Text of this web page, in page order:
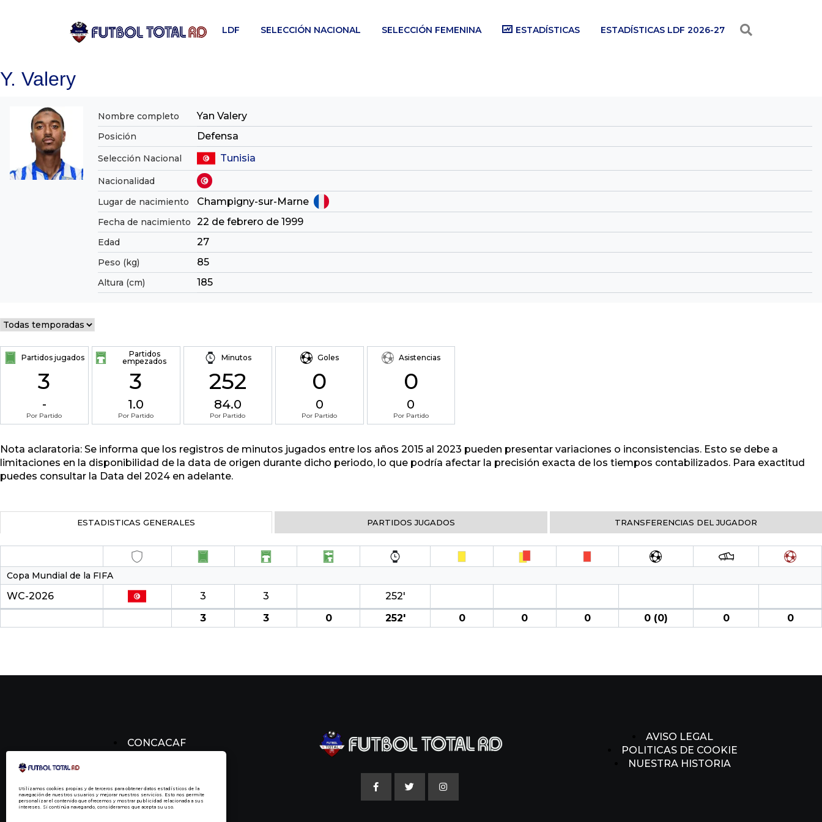
Utilizamos cookies propias y de terceros para obtener datos estadísticos de la
navegación de nuestros usuarios y mejorar nuestros servicios. Esto nos permite
personalizar el contenido que ofrecemos y mostrar publicidad relacionada a sus
intereses. Si continúa navegando, consideramos que acepta su uso.
LDF SELECCIÓN NACIONAL SELECCIÓN FEMENINA ESTADÍSTICAS ESTADÍSTICAS LDF 2026-27
Y. Valery
Nombre completo Yan Valery
Posición Defensa
Selección Nacional Tunisia
Nacionalidad
Lugar de nacimiento
Champigny-sur-Marne
Fecha de nacimiento 22 de febrero de 1999
Edad 27
Peso (kg) 85
Altura (cm) 185
Partidos jugados
3
-
Por Partido
Partidos
empezados
3
1.0
Por Partido
Minutos
252
84.0
Por Partido
Goles
0
0
Por Partido
Asistencias
0
0
Por Partido
Nota aclaratoria: Se informa que los registros de minutos jugados entre los años 2015 al 2023 pueden presentar variaciones o inconsistencias. Esto se debe a
limitaciones en la disponibilidad de la data de origen durante dicho periodo, lo que podría afectar la precisión exacta de los tiempos contabilizados. Para exactitud
puedes consultar la Data del 2024 en adelante.
ESTADISTICAS GENERALES PARTIDOS JUGADOS TRANSFERENCIAS DEL JUGADOR
Copa Mundial de la FIFA
WC-2026 3 3
252′
3
3 0 252′ 0 0 0 0 (0) 0 0
CONCACAF
AVISO LEGAL
POLITICAS DE COOKIE
NUESTRA HISTORIA